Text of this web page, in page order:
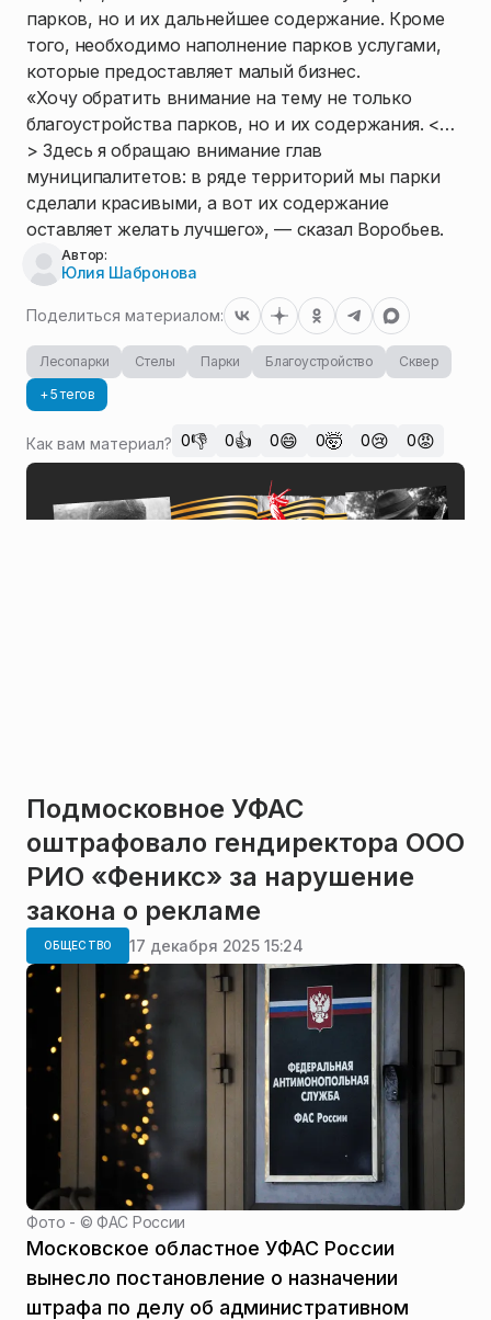
парков, но и их дальнейшее содержание. Кроме
того, необходимо наполнение парков услугами,
которые предоставляет малый бизнес.
«Хочу обратить внимание на тему не только
благоустройства парков, но и их содержания. <…
> Здесь я обращаю внимание глав
муниципалитетов: в ряде территорий мы парки
сделали красивыми, а вот их содержание
оставляет желать лучшего», — сказал Воробьев.
Автор:
Юлия Шабронова
Поделиться материалом:
Лесопарки Стелы Парки Благоустройство
Сквер
+ 5 тегов
Как вам материал? 0👎 0👍 0😄 0🤯 0😢 0😡
Подмосковное УФАС
оштрафовало гендиректора ООО
РИО «Феникс» за нарушение
закона о рекламе
ОБЩЕСТВО 17 декабря 2025 15:24
Фото - ©ФАС России
Московское областное УФАС России
вынесло постановление о назначении
штрафа по делу об административном